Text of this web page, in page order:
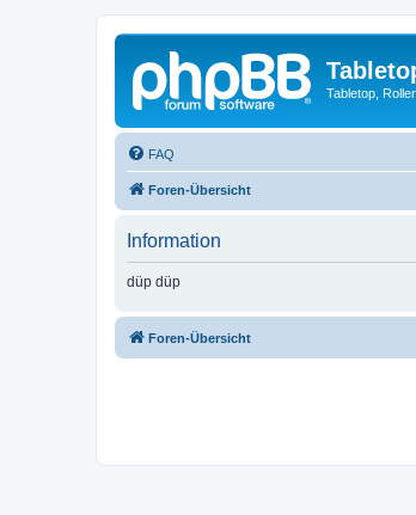
Tabletop,
FAQ
Foren-Übersicht
Information
düp düp
Foren-Übersicht